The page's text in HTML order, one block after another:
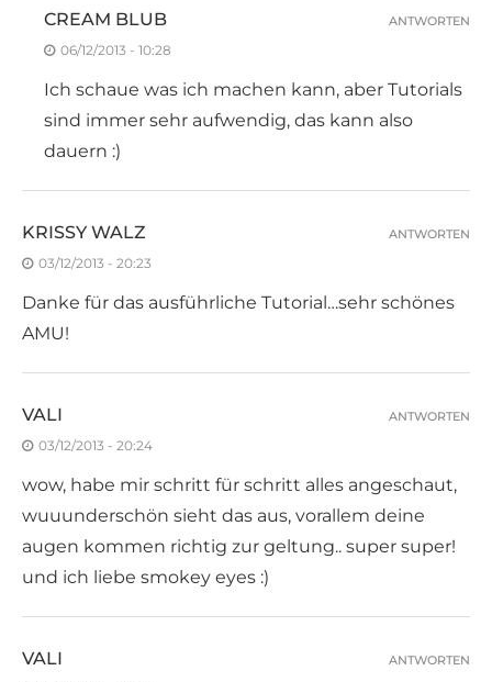
CREAM BLUB
06/12/2013 - 10:28
Ich schaue was ich machen kann, aber Tutorials
sind immer sehr aufwendig, das kann also
dauern :)
ANTWORTEN
KRISSY WALZ
03/12/2013 - 20:23
Danke für das ausführliche Tutorial…sehr schönes
AMU!
ANTWORTEN
VALI
03/12/2013 - 20:24
wow, habe mir schritt für schritt alles angeschaut,
wuuunderschön sieht das aus, vorallem deine
augen kommen richtig zur geltung.. super super!
und ich liebe smokey eyes :)
ANTWORTEN
VALI ANTWORTEN